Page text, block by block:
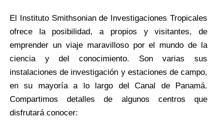
El Instituto Smithsonian de Investigaciones Tropicales
ofrece la posibilidad, a propios y visitantes, de
emprender un viaje maravilloso por el mundo de la
ciencia y del conocimiento. Son varias sus
instalaciones de investigación y estaciones de campo,
en su mayoría a lo largo del Canal de Panamá.
Compartimos detalles de algunos centros que
disfrutará conocer: